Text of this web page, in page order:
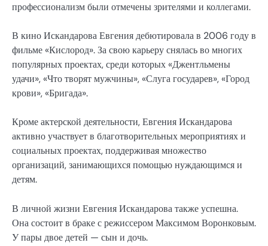
профессионализм были отмечены зрителями и коллегами.
В кино Искандарова Евгения дебютировала в 2006 году в
фильме «Кислород». За свою карьеру снялась во многих
популярных проектах, среди которых «Джентльмены
удачи», «Что творят мужчины», «Слуга государев», «Город
крови», «Бригада».
Кроме актерской деятельности, Евгения Искандарова
активно участвует в благотворительных мероприятиях и
социальных проектах, поддерживая множество
организаций, занимающихся помощью нуждающимся и
детям.
В личной жизни Евгения Искандарова также успешна.
Она состоит в браке с режиссером Максимом Воронковым.
У пары двое детей — сын и дочь.